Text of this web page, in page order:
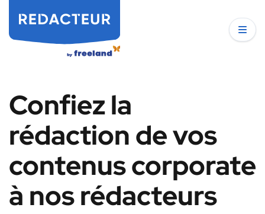
Confiez la
rédaction de vos
contenus corporate
à nos rédacteurs